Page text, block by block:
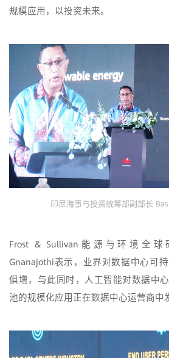
规模应用，以投资未来。
印尼海事与投资统筹部副部长
Frost & Sullivan能源与环境全球
Gnanajothi表示，业界对数据中心可
俱增，与此同时，人工智能对数据中
池的规模化应用正在数据中心运营商中